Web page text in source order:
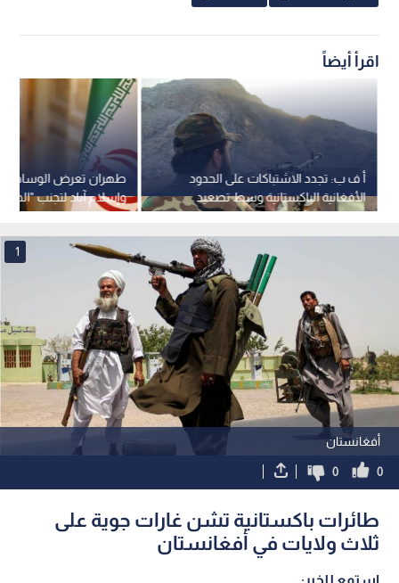
اقرأ أيضاً
طهران تعرض الوساطة
وإسلام آباد لتجنب
وتدعو لحل الخلافات
أ ف ب: تجدد الاشتباكات على الحدود
الأفغانية الباكستانية وسط تصعيد
عسكري غير مسبوق
أفغانستان
1
0
0
طائرات باكستانية تشن غارات جوية على
ثلاث ولايات في أفغانستان
استمع للخبر: